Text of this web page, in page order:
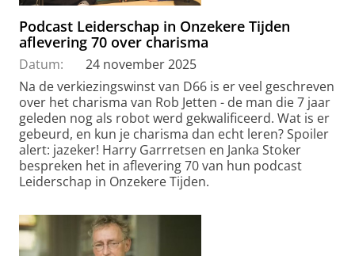
Podcast Leiderschap in Onzekere Tijden
aflevering 70 over charisma
Datum:
24 november 2025
Na de verkiezingswinst van D66 is er veel geschreven
over het charisma van Rob Jetten - de man die 7 jaar
geleden nog als robot werd gekwalificeerd. Wat is er
gebeurd, en kun je charisma dan echt leren? Spoiler
alert: jazeker! Harry Garrretsen en Janka Stoker
bespreken het in aflevering 70 van hun podcast
Leiderschap in Onzekere Tijden.